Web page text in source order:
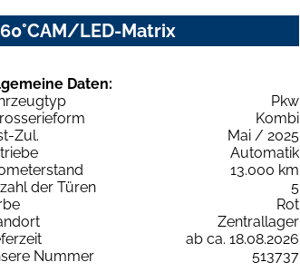
LED-Matrix
Daten:
Pkw
Kombi
Zul.
Mai / 2025
Automatik
13.000 km
der Türen
5
Rot
Zentrallager
ab ca. 18.08.2026
Nummer
513737